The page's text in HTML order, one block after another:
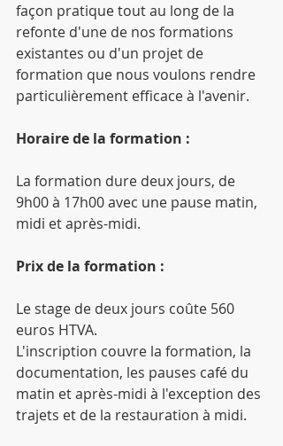
façon pratique tout au long de la
refonte d'une de nos formations
existantes ou d'un projet de
formation que nous voulons rendre
particulièrement efficace à l'avenir.
Horaire de la formation :
La formation dure deux jours, de
9h00 à 17h00 avec une pause matin,
midi et après-midi.
Prix de la formation :
Le stage de deux jours coûte 560
euros HTVA.
L'inscription couvre la formation, la
documentation, les pauses café du
matin et après-midi à l'exception des
trajets et de la restauration à midi.